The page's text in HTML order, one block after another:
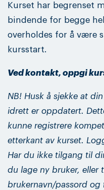
Kurset har begrenset
bindende for begge
overholdes for å være
kursstart.
Ved kontakt, oppgi
NB! Husk å sjekke at
idrett er oppdatert.
kunne registrere
etterkant av kurset.
Har du ikke tilgang til
du lage ny bruker, eller
brukernavn/passord og